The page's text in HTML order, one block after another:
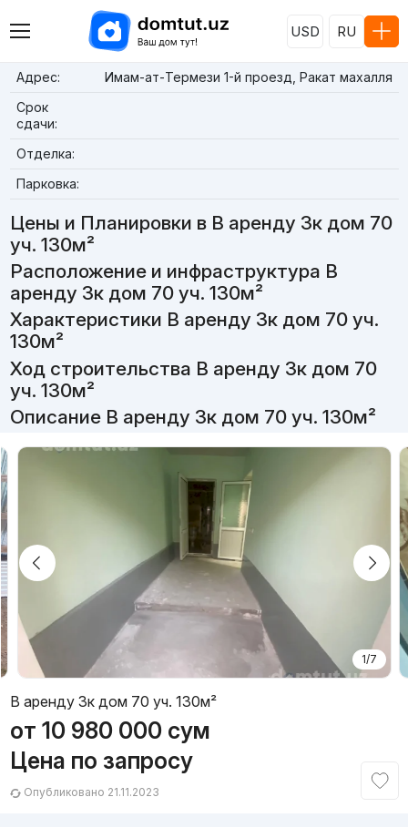
USD RU
Адрес:
Имам-ат-Термези 1-й проезд, Ракат махалля
Срок
сдачи:
Отделка:
Парковка:
Цены и Планировки в В аренду 3к дом 70
уч. 130м²
Расположение и инфраструктура В
аренду 3к дом 70 уч. 130м²
Характеристики В аренду 3к дом 70 уч.
130м²
Ход строительства В аренду 3к дом 70
уч. 130м²
Описание В аренду 3к дом 70 уч. 130м²
1/7
В аренду 3к дом 70 уч. 130м²
от 10 980 000 сум
Цена по запросу
Опубликовано 21.11.2023